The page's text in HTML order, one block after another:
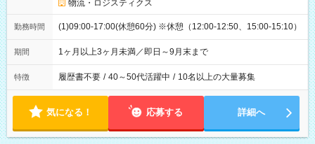
物流・ロジスティクス
勤務時間 (1)09:00-17:00(休憩60分) ※休憩（12:00-12:50、15:00-15:10）
期間 1ヶ月以上3ヶ月未満／即日～9月末まで
特徴 履歴書不要 / 40～50代活躍中 / 10名以上の大量募集
気になる！ 応募する 詳細へ